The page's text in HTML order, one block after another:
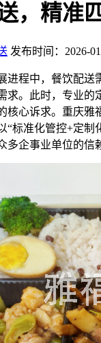
，精准
发布时间：2026-
进程中，餐饮配送
求。此时，专业
核心诉求。重庆雅
“标准化管控+定
多企事业单位的信